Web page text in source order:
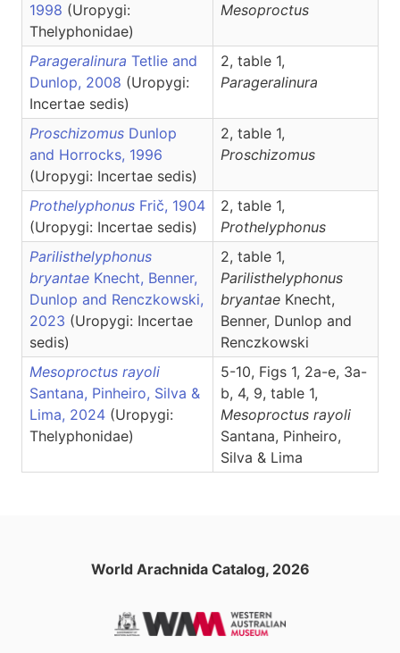
1998 (Uropygi:
Thelyphonidae)
Mesoproctus
Parageralinura Tetlie and
Dunlop, 2008 (Uropygi:
Incertae sedis)
2, table 1,
Parageralinura
Proschizomus Dunlop
and Horrocks, 1996
(Uropygi: Incertae sedis)
2, table 1,
Proschizomus
Prothelyphonus Frič, 1904
(Uropygi: Incertae sedis)
2, table 1,
Prothelyphonus
Parilisthelyphonus
bryantae Knecht, Benner,
Dunlop and Renczkowski,
2023 (Uropygi: Incertae
sedis)
2, table 1,
Parilisthelyphonus
bryantae Knecht,
Benner, Dunlop and
Renczkowski
Mesoproctus rayoli
Santana, Pinheiro, Silva &
Lima, 2024 (Uropygi:
Thelyphonidae)
5-10, Figs 1, 2a-e, 3a-
b, 4, 9, table 1,
Mesoproctus rayoli
Santana, Pinheiro,
Silva & Lima
World Arachnida Catalog, 2026